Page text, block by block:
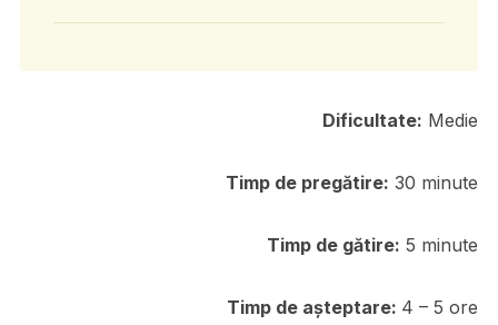
Dificultate: Medie
Timp de pregătire: 30 minute
Timp de gătire: 5 minute
Timp de așteptare: 4 – 5 ore